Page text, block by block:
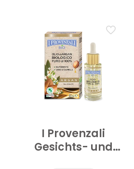
I Provenzali
Gesichts- und